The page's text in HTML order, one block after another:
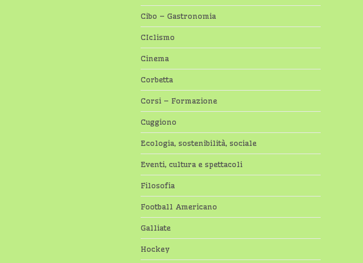
Cibo – Gastronomia
CIclismo
Cinema
Corbetta
Corsi – Formazione
Cuggiono
Ecologia, sostenibilità, sociale
Eventi, cultura e spettacoli
Filosofia
Football Americano
Galliate
Hockey